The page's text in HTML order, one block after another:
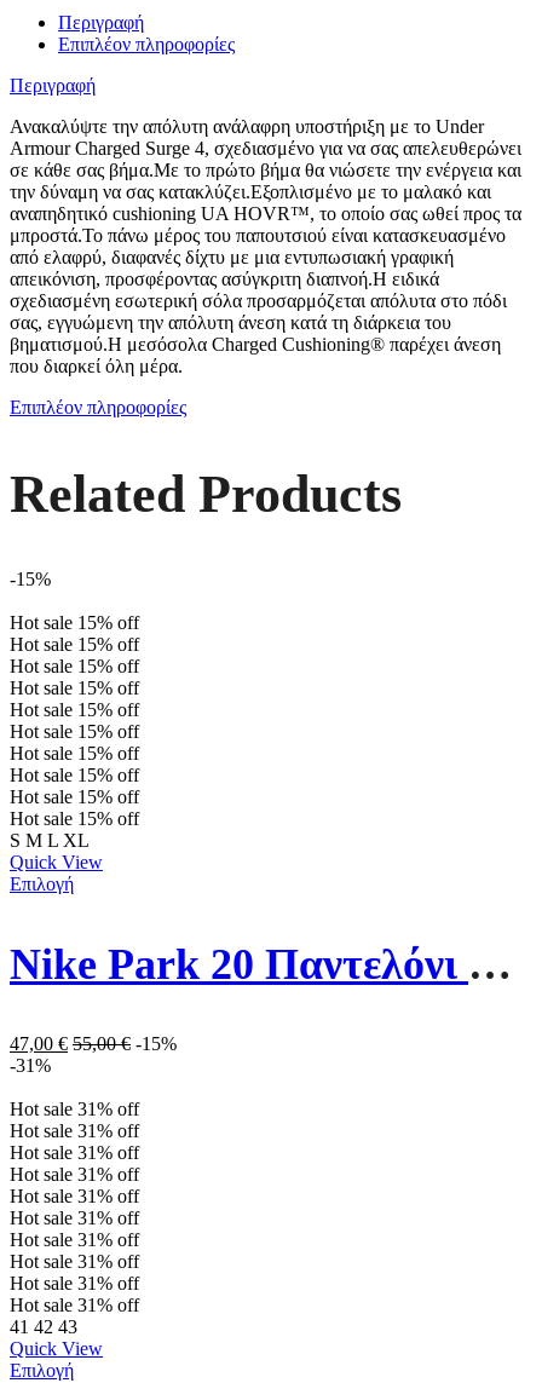
Περιγραφή
Επιπλέον πληροφορίες
Περιγραφή
Ανακαλύψτε την απόλυτη ανάλαφρη υποστήριξη με το Under
Armour Charged Surge 4, σχεδιασμένο για να σας απελευθερώνει
σε κάθε σας βήμα.Με το πρώτο βήμα θα νιώσετε την ενέργεια και
την δύναμη να σας κατακλύζει.Εξοπλισμένο με το μαλακό και
αναπηδητικό cushioning UA HOVR™, το οποίο σας ωθεί προς τα
μπροστά.Το πάνω μέρος του παπουτσιού είναι κατασκευασμένο
από ελαφρύ, διαφανές δίχτυ με μια εντυπωσιακή γραφική
απεικόνιση, προσφέροντας ασύγκριτη διαπνοή.Η ειδικά
σχεδιασμένη εσωτερική σόλα προσαρμόζεται απόλυτα στο πόδι
σας, εγγυώμενη την απόλυτη άνεση κατά τη διάρκεια του
βηματισμού.Η μεσόσολα Charged Cushioning® παρέχει άνεση
που διαρκεί όλη μέρα.
Επιπλέον πληροφορίες
Related Products
-15%
Hot sale 15% off
Hot sale 15% off
Hot sale 15% off
Hot sale 15% off
Hot sale 15% off
Hot sale 15% off
Hot sale 15% off
Hot sale 15% off
Hot sale 15% off
Hot sale 15% off
S M L XL
Quick View
Επιλογή
Nike Park 20 Παντελόνι Φόρμας Με Λάστιχο Fleece CW6907-010 Μαύρο
47,00 € 55,00€ -15%
-31%
Hot sale 31% off
Hot sale 31% off
Hot sale 31% off
Hot sale 31% off
Hot sale 31% off
Hot sale 31% off
Hot sale 31% off
Hot sale 31% off
Hot sale 31% off
Hot sale 31% off
41 42 43
Quick View
Επιλογή